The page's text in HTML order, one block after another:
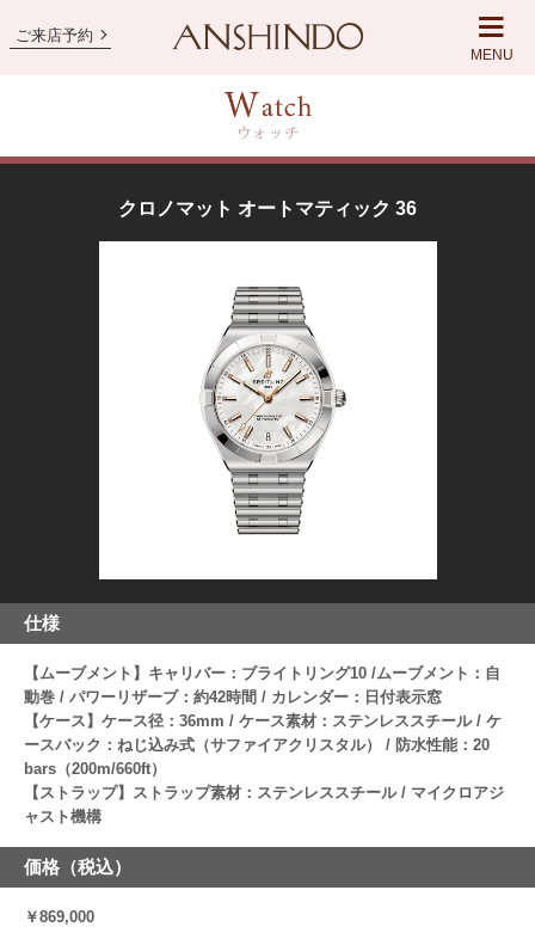
ご来店予約
MENU
クロノマット オートマティック 36
仕様
【ムーブメント】キャリバー：ブライトリング10 /ムーブメント：自
動巻 / パワーリザーブ：約42時間 / カレンダー：日付表示窓
【ケース】ケース径：36mm / ケース素材：ステンレススチール / ケ
ースバック：ねじ込み式（サファイアクリスタル） / 防水性能：20
bars（200m/660ft）
【ストラップ】ストラップ素材：ステンレススチール / マイクロアジ
ャスト機構
価格（税込）
￥869,000